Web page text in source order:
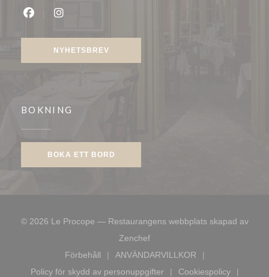
NYHETSBREV
BOKNING
BOKA ETT BORD
© 2026 Le Procope — Restaurangens webbplats skapad av
Zenchef((öppnas i ett nytt fönster))
Förbehåll
((öppnas i ett nytt fönster))
ANVÄNDARVILLKOR
((öppnas i ett nytt fönster))
Policy för skydd av personuppgifter
Cookiespolicy